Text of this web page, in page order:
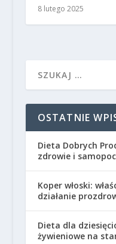
8 lutego 2025
OSTATNIE
Dieta Dobrych
zdrowie i
Koper włoski:
działanie
Dieta dla
żywieniowe na